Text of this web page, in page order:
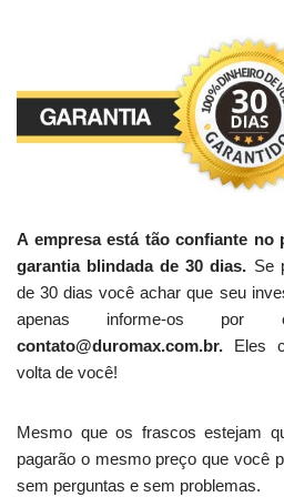
A empresa está tão confiante no
garantia blindada de 30 dias. Se
de 30 dias você achar que seu
apenas informe-os por
contato@duromax.com.br. Eles
volta de você!
Mesmo que os frascos estejam
pagarão o mesmo preço que você
sem perguntas e sem problemas.